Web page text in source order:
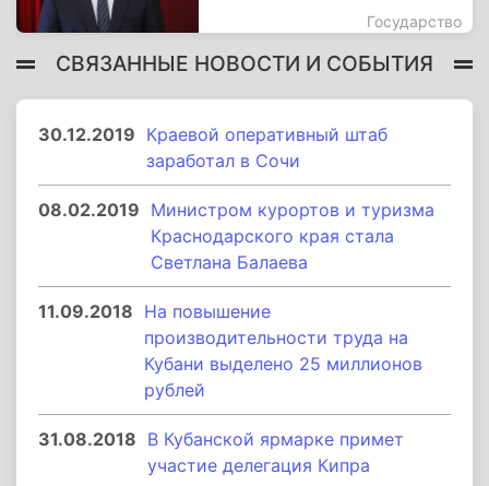
Государство
СВЯЗАННЫЕ НОВОСТИ И СОБЫТИЯ
30.12.2019 Краевой оперативный штаб
заработал в Сочи
08.02.2019 Министром курортов и туризма
Краснодарского края стала
Светлана Балаева
11.09.2018 На повышение
производительности труда на
Кубани выделено 25 миллионов
рублей
31.08.2018 В Кубанской ярмарке примет
участие делегация Кипра